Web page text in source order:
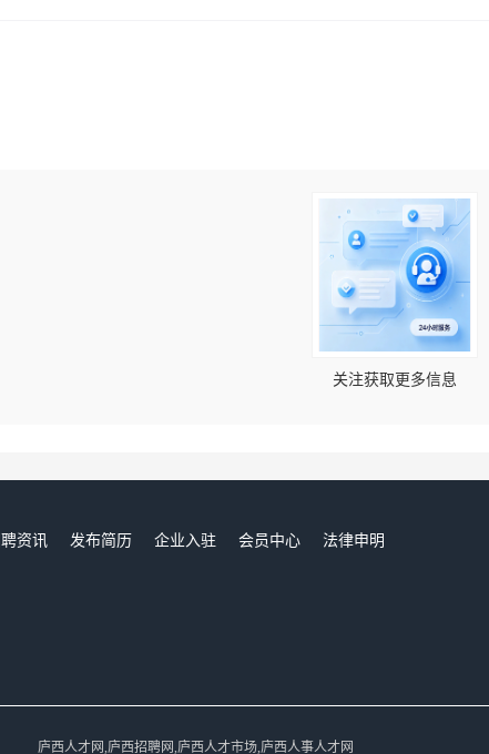
关注获取更多信息
资讯 发布简历 企业入驻 会员中心
法律申明
庐西人才网,庐西招聘网,庐西人才市场,庐西人事人才网